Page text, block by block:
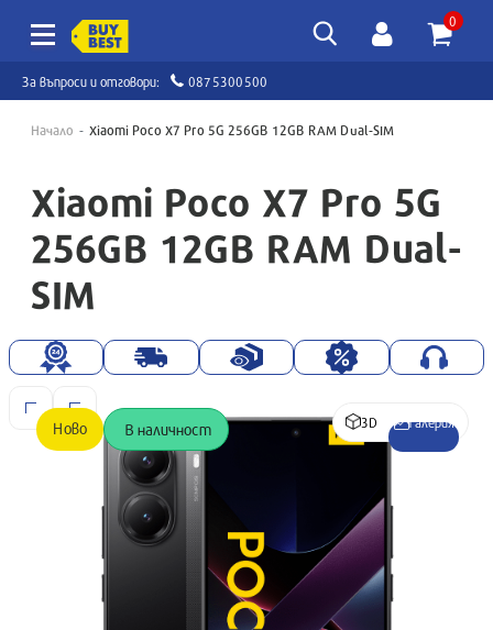
0
За въпроси и отговори: 0875300500
Начало Xiaomi Poco X7 Pro 5G 256GB 12GB RAM Dual-SIM
Xiaomi Poco X7 Pro 5G
256GB 12GB RAM Dual-
SIM
Ново В наличност 3D Галерия